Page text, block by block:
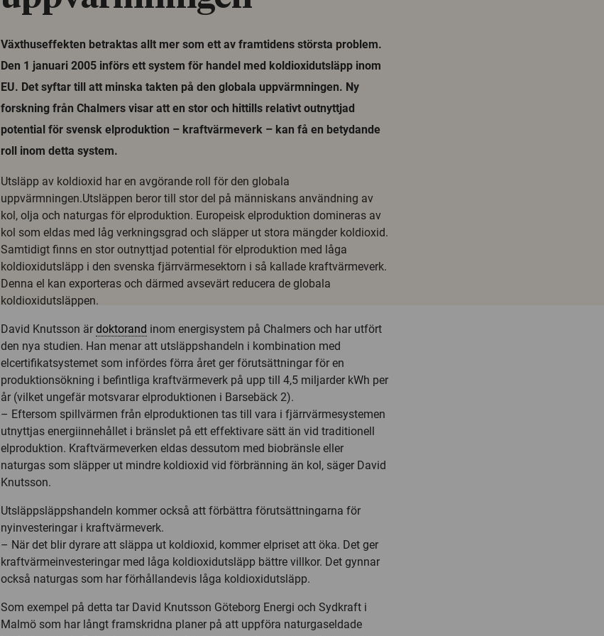
Växthuseffekten betraktas allt mer som ett av framtidens största problem.
Den 1 januari 2005 införs ett system för handel med koldioxidutsläpp inom
EU. Det syftar till att minska takten på den globala uppvärmningen. Ny
forskning från Chalmers visar att en stor och hittills relativt outnyttjad
potential för svensk elproduktion – kraftvärmeverk – kan få en betydande
roll inom detta system.
Utsläpp av koldioxid har en avgörande roll för den globala
uppvärmningen.Utsläppen beror till stor del på människans användning av
kol, olja och naturgas för elproduktion. Europeisk elproduktion domineras av
kol som eldas med låg verkningsgrad och släpper ut stora mängder koldioxid.
Samtidigt finns en stor outnyttjad potential för elproduktion med låga
koldioxidutsläpp i den svenska fjärrvärmesektorn i så kallade kraftvärmeverk.
Denna el kan exporteras och därmed avsevärt reducera de globala
koldioxidutsläppen.
David Knutsson är doktorand inom energisystem på Chalmers och har utfört
den nya studien. Han menar att utsläppshandeln i kombination med
elcertifikatsystemet som infördes förra året ger förutsättningar för en
produktionsökning i befintliga kraftvärmeverk på upp till 4,5 miljarder kWh per
år (vilket ungefär motsvarar elproduktionen i Barsebäck 2).
– Eftersom spillvärmen från elproduktionen tas till vara i fjärrvärmesystemen
utnyttjas energiinnehållet i bränslet på ett effektivare sätt än vid traditionell
elproduktion. Kraftvärmeverken eldas dessutom med biobränsle eller
naturgas som släpper ut mindre koldioxid vid förbränning än kol, säger David
Knutsson.
Utsläppsläppshandeln kommer också att förbättra förutsättningarna för
nyinvesteringar i kraftvärmeverk.
– När det blir dyrare att släppa ut koldioxid, kommer elpriset att öka. Det ger
kraftvärmeinvesteringar med låga koldioxidutsläpp bättre villkor. Det gynnar
också naturgas som har förhållandevis låga koldioxidutsläpp.
Som exempel på detta tar David Knutsson Göteborg Energi och Sydkraft i
Malmö som har långt framskridna planer på att uppföra naturgaseldade